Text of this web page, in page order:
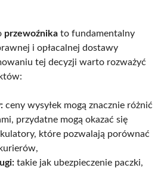
przewoźnika to fundamentalny
i opłacalnej dostawy
tej decyzji warto rozważyć
ceny wysyłek mogą znacznie różnić
przydatne mogą okazać się
które pozwalają porównać
takie jak ubezpieczenie paczki,